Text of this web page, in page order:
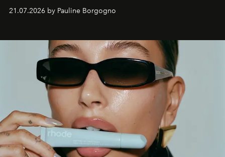
waarin zelfvertrouwen belangrijker is dan een overvloed
aan make-up.
21.07.2026 by Pauline Borgogno